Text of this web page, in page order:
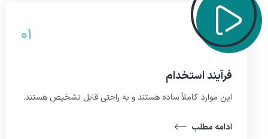
۰۱
فرآیند استخدام
این موارد کاملاً ساده هستند و به راحتی قابل تشخیص هستند.
ادامه مطلب